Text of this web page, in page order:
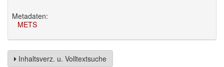
Metadaten:
METS
Inhaltsverz. u. Volltextsuche